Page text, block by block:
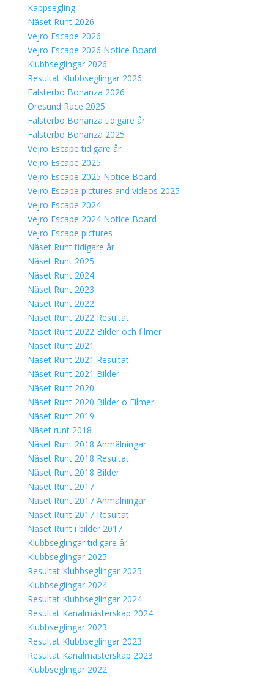
Kappsegling
Näset Runt 2026
Vejrö Escape 2026
Vejrö Escape 2026 Notice Board
Klubbseglingar 2026
Resultat Klubbseglingar 2026
Falsterbo Bonanza 2026
Öresund Race 2025
Falsterbo Bonanza tidigare år
Falsterbo Bonanza 2025
Vejrö Escape tidigare år
Vejrö Escape 2025
Vejrö Escape 2025 Notice Board
Vejrö Escape pictures and videos 2025
Vejrö Escape 2024
Vejrö Escape 2024 Notice Board
Vejrö Escape pictures
Näset Runt tidigare år
Näset Runt 2025
Näset Runt 2024
Näset Runt 2023
Näset Runt 2022
Näset Runt 2022 Resultat
Näset Runt 2022 Bilder och filmer
Näset Runt 2021
Näset Runt 2021 Resultat
Näset Runt 2021 Bilder
Näset Runt 2020
Näset Runt 2020 Bilder o Filmer
Näset Runt 2019
Näset runt 2018
Näset Runt 2018 Anmälningar
Näset Runt 2018 Resultat
Näset Runt 2018 Bilder
Näset Runt 2017
Näset Runt 2017 Anmälningar
Näset Runt 2017 Resultat
Näset Runt i bilder 2017
Klubbseglingar tidigare år
Klubbseglingar 2025
Resultat Klubbseglingar 2025
Klubbseglingar 2024
Resultat Klubbseglingar 2024
Resultat Kanalmästerskap 2024
Klubbseglingar 2023
Resultat Klubbseglingar 2023
Resultat Kanalmästerskap 2023
Klubbseglingar 2022